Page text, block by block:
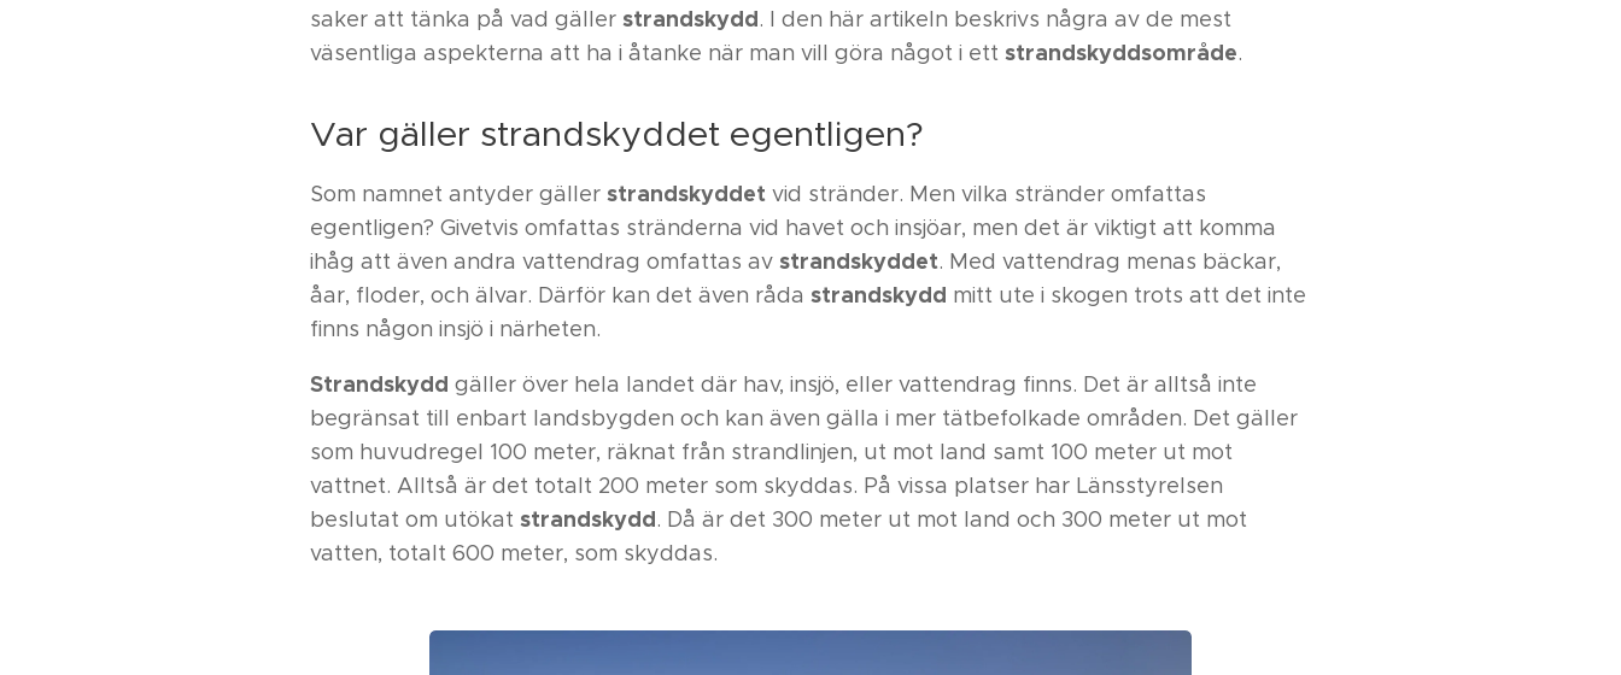
saker att tänka på vad gäller strandskydd. I den här artikeln beskrivs några av de mest
väsentliga aspekterna att ha i åtanke när man vill göra något i ett strandskyddsområde.
Var gäller strandskyddet egentligen?
Som namnet antyder gäller strandskyddet vid stränder. Men vilka stränder omfattas
egentligen? Givetvis omfattas stränderna vid havet och insjöar, men det är viktigt att komma
ihåg att även andra vattendrag omfattas av strandskyddet. Med vattendrag menas bäckar,
åar, floder, och älvar. Därför kan det även råda strandskydd mitt ute i skogen trots att det inte
finns någon insjö i närheten.
Strandskydd gäller över hela landet där hav, insjö, eller vattendrag finns. Det är alltså inte
begränsat till enbart landsbygden och kan även gälla i mer tätbefolkade områden. Det gäller
som huvudregel 100 meter, räknat från strandlinjen, ut mot land samt 100 meter ut mot
vattnet. Alltså är det totalt 200 meter som skyddas. På vissa platser har Länsstyrelsen
beslutat om utökat strandskydd. Då är det 300 meter ut mot land och 300 meter ut mot
vatten, totalt 600 meter, som skyddas.